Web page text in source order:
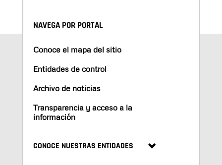
NAVEGA POR PORTAL
Conoce el mapa del sitio
Entidades de control
Archivo de noticias
Transparencia y acceso a la
información
CONOCE NUESTRAS ENTIDADES